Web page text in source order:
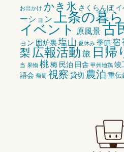
お出かけ かき氷 さくらんぼ イ
ーション 上条の暮
イベント
原風景古
ョン 囲炉裏塩山 夏休み 季節宿
梨 広報活動 旅 日帰
当 果物 桃梅 民泊 田舎 甲州地鶏 竣
語会 葡萄 視察 貸切 農泊 重伝